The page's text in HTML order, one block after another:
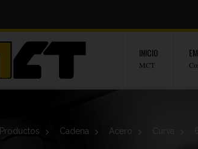
INICIO
MCT
Productos > Cadena > Acero > Curva